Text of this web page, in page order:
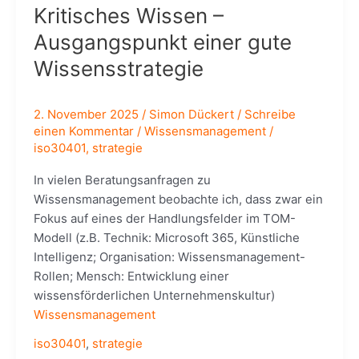
Kritisches Wissen –
Ausgangspunkt einer gute
Wissensstrategie
2. November 2025/ Simon Dückert/ Schreibe
einen Kommentar /Wissensmanagement /
iso30401, strategie
In vielen Beratungsanfragen zu
Wissensmanagement beobachte ich, dass zwar ein
Fokus auf eines der Handlungsfelder im TOM-
Modell (z.B. Technik: Microsoft 365, Künstliche
Intelligenz; Organisation: Wissensmanagement-
Rollen; Mensch: Entwicklung einer
wissensförderlichen Unternehmenskultur)
Wissensmanagement
iso30401, strategie